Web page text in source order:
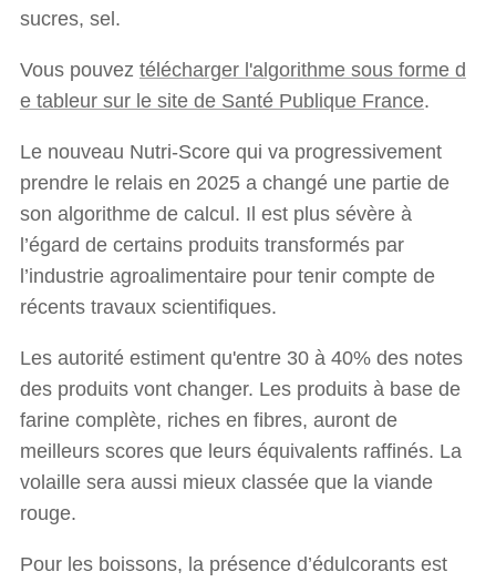
sucres, sel.
Vous pouvez télécharger l'algorithme sous forme d
e tableur sur le site de Santé Publique France.
Le nouveau Nutri-Score qui va progressivement
prendre le relais en 2025 a changé une partie de
son algorithme de calcul. Il est plus sévère à
l’égard de certains produits transformés par
l’industrie agroalimentaire pour tenir compte de
récents travaux scientifiques.
Les autorité estiment qu'entre 30 à 40% des notes
des produits vont changer. Les produits à base de
farine complète, riches en fibres, auront de
meilleurs scores que leurs équivalents raffinés. La
volaille sera aussi mieux classée que la viande
rouge.
Pour les boissons, la présence d’édulcorants est